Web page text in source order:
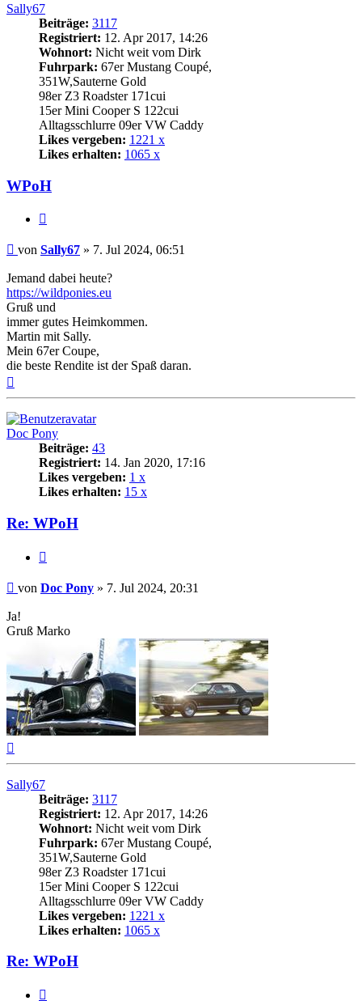
Sally67
Beiträge: 3117
Registriert: 12. Apr 2017, 14:26
Wohnort: Nicht weit vom Dirk
Fuhrpark: 67er Mustang Coupé,
351W,Sauterne Gold
98er Z3 Roadster 171cui
15er Mini Cooper S 122cui
Alltagsschlurre 09er VW Caddy
Likes vergeben: 1221 x
Likes erhalten: 1065 x
WPoH
Beitrag
von Sally67 » 7. Jul 2024, 06:51
Jemand dabei heute?
https://wildponies.eu
Gruß und
immer gutes Heimkommen.
Martin mit Sally.
Mein 67er Coupe,
die beste Rendite ist der Spaß daran.
Doc Pony
Beiträge: 43
Registriert: 14. Jan 2020, 17:16
Likes vergeben: 1 x
Likes erhalten: 15 x
Re: WPoH
Beitrag
von Doc Pony » 7. Jul 2024, 20:31
Ja!
Gruß Marko
Sally67
Beiträge: 3117
Registriert: 12. Apr 2017, 14:26
Wohnort: Nicht weit vom Dirk
Fuhrpark: 67er Mustang Coupé,
351W,Sauterne Gold
98er Z3 Roadster 171cui
15er Mini Cooper S 122cui
Alltagsschlurre 09er VW Caddy
Likes vergeben: 1221 x
Likes erhalten: 1065 x
Re: WPoH